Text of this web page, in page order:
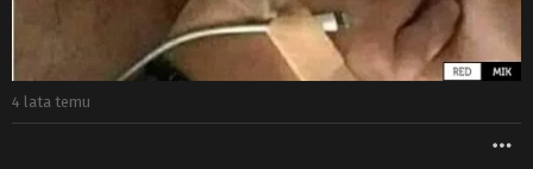
4 lata temu